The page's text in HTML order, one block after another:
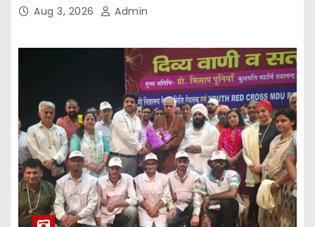
Supporting Staff Posts, Apply Through Email
Aug 3, 2026 Admin